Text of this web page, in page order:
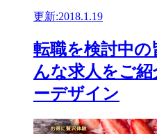
更新:2018.1.19
転職を検討中の
んな求人をご
ーデザイン